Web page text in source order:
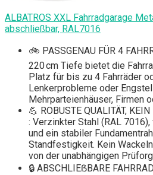
ALBATROS XXL Fahrradgarage
abschließbar, RAL7016
🚲 PASSGENAU FÜR 4
220 cm Tiefe bietet die
Platz für bis zu 4 Fahrräder
Lenkerprobleme oder
Mehrparteienhäuser, Firmen
💪 ROBUSTE QUALITÄT,
: Verzinkter Stahl (RAL
und ein stabiler
Standfestigkeit. Kein
von der unabhängigen
🔒 ABSCHLIEẞBARE